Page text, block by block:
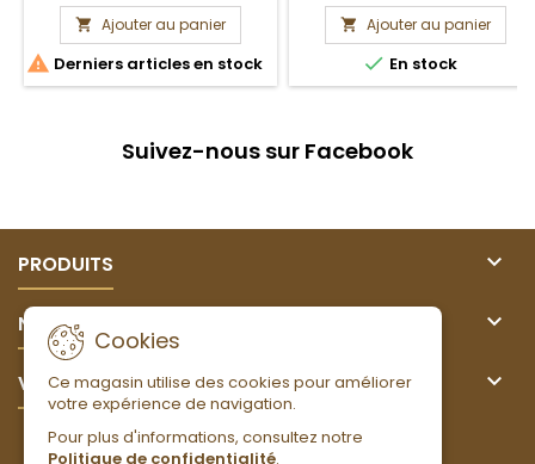
 Ajouter au panier
 Derniers articles en stock
 Ajouter au panier
 En stock
Suivez-nous sur Facebook
PRODUITS 
NOTRE SOCIÉTÉ 
VOTRE COMPTE 
Cookies
Ce magasin utilise des cookies pour améliorer
votre expérience de navigation.
Pour plus d'informations, consultez notre
Politique de confidentialité.
LETTRE D'INFORMATIONS